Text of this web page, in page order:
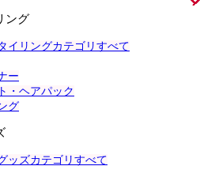
ング
イリングカテゴリすべて
ー
・ヘアパック
グ
ッズカテゴリすべて